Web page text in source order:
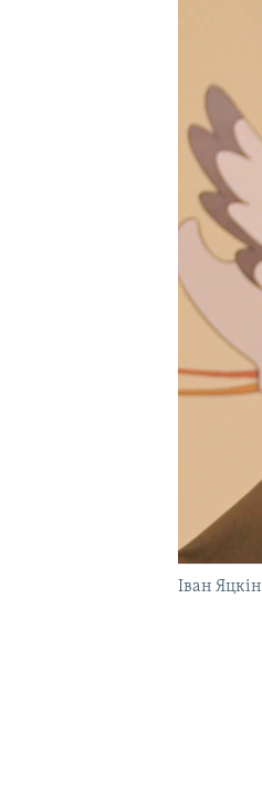
УКРАЇНСЬКА ПРОБЛЕМА КРИМУ
Іван Яцкін